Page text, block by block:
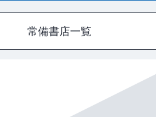
常備書店一覧